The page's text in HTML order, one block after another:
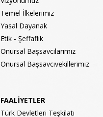
Temel İlkelerimiz
Yasal Dayanak
Etik - Şeffaflık
Onursal Başsavcılarımız
Onursal Başsavcıvekillerimiz
FAALİYETLER
Türk Devletleri Teşkilatı